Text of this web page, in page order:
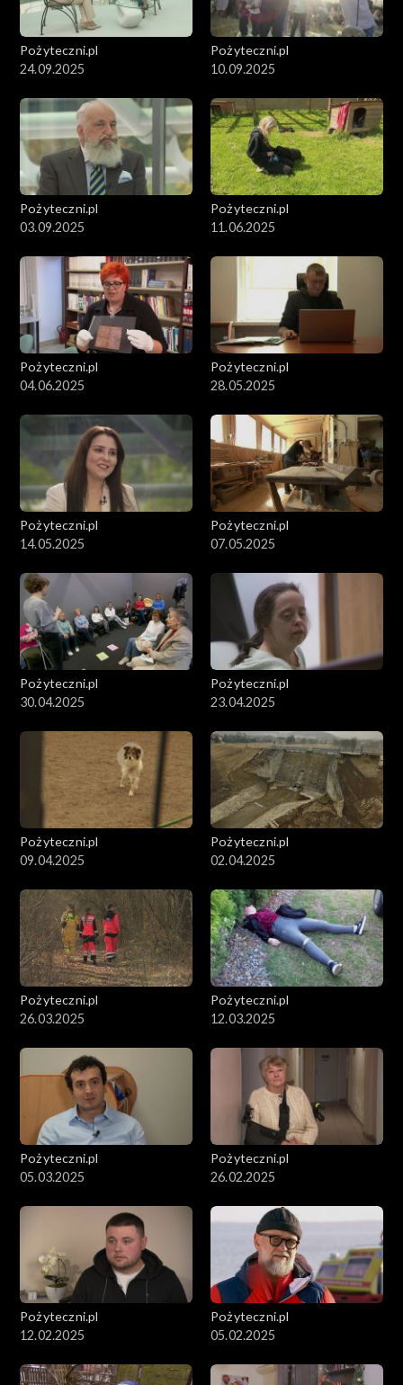
Pożyteczni.pl
24.09.2025
Pożyteczni.pl
10.09.2025
Pożyteczni.pl
03.09.2025
Pożyteczni.pl
11.06.2025
Pożyteczni.pl
04.06.2025
Pożyteczni.pl
28.05.2025
Pożyteczni.pl
14.05.2025
Pożyteczni.pl
07.05.2025
Pożyteczni.pl
30.04.2025
Pożyteczni.pl
23.04.2025
Pożyteczni.pl
09.04.2025
Pożyteczni.pl
02.04.2025
Pożyteczni.pl
26.03.2025
Pożyteczni.pl
12.03.2025
Pożyteczni.pl
05.03.2025
Pożyteczni.pl
26.02.2025
Pożyteczni.pl
12.02.2025
Pożyteczni.pl
05.02.2025